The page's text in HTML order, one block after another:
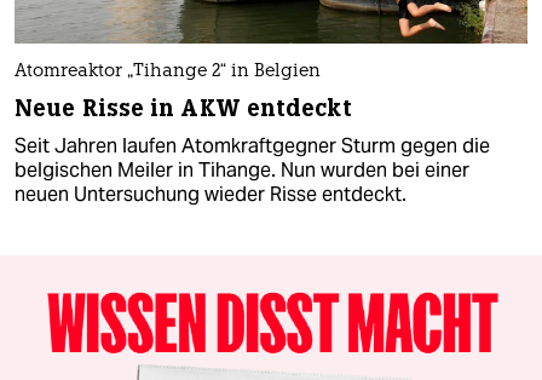
Atomreaktor „Tihange 2“ in Belgien
Neue Risse in AKW entdeckt
Seit Jahren laufen Atomkraftgegner Sturm gegen die
belgischen Meiler in Tihange. Nun wurden bei einer
neuen Untersuchung wieder Risse entdeckt.